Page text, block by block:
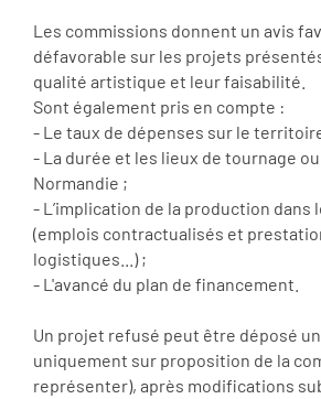
Les commissions donnent un avis
défavorable sur les projets
qualité artistique et leur faisabilité.
Sont également pris en compte :
- Le taux de dépenses sur le
- La durée et les lieux de tournage
Normandie ;
- L’implication de la production dans
(emplois contractualisés et
logistiques...) ;
- L'avancé du plan de financement.
Un projet refusé peut être déposé
uniquement sur proposition de la
représenter), après modifications